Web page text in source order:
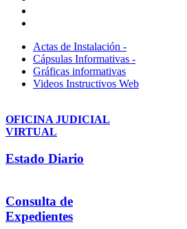
Actas de Instalación -
Cápsulas Informativas -
Gráficas informativas
Videos Instructivos Web
OFICINA JUDICIAL
VIRTUAL
Estado Diario
Consulta de
Expedientes